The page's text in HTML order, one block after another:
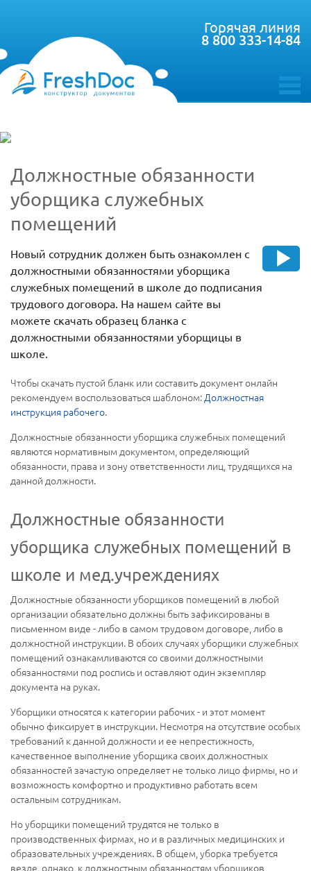
toggle
Горячая линия
8 800 333-14-84
Должностные обязанности
уборщика служебных
помещений
Новый сотрудник должен быть ознакомлен с
должностными обязанностями уборщика
служебных помещений в школе до подписания
трудового договора. На нашем сайте вы
можете скачать образец бланка с
должностными обязанностями уборщицы в
школе.
Чтобы скачать пустой бланк или составить документ онлайн
рекомендуем воспользоваться шаблоном:Должностная
инструкция рабочего.
Должностные обязанности уборщика служебных помещений
являются нормативным документом, определяющий
обязанности, права и зону ответственности лиц, трудящихся на
данной должности.
Должностные обязанности
уборщика служебных помещений в
школе и мед.учреждениях
Должностные обязанности уборщиков помещений в любой
организации обязательно должны быть зафиксированы в
письменном виде - либо в самом трудовом договоре, либо в
должностной инструкции. В обоих случаях уборщики служебных
помещений ознакамливаются со своими должностными
обязанностями под роспись и оставляют один экземпляр
документа на руках.
Уборщики относятся к категории рабочих - и этот момент
обычно фиксирует в инструкции. Несмотря на отсутствие особых
требований к данной должности и ее непрестижность,
качественное выполнение уборщика своих должностных
обязанностей зачастую определяет не только лицо фирмы, но и
возможность комфортно и продуктивно работать всем
остальным сотрудникам.
Но уборщики помещений трудятся не только в
производственных фирмах, но и в различных медицинских и
образовательных учреждениях. В общем, уборка требуется
везде, однако, к должностным обязанностям уборщиков